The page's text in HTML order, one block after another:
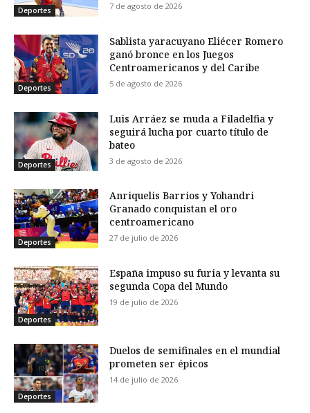
Deportes 7 de agosto de 2026
Deportes
Sablista yaracuyano Eliécer Romero
ganó bronce en los Juegos
Centroamericanos y del Caribe
5 de agosto de 2026
Deportes
Luis Arráez se muda a Filadelfia y
seguirá lucha por cuarto título de
bateo
3 de agosto de 2026
Deportes
Anriquelis Barrios y Yohandri
Granado conquistan el oro
centroamericano
27 de julio de 2026
Deportes
España impuso su furia y levanta su
segunda Copa del Mundo
19 de julio de 2026
Deportes
Duelos de semifinales en el mundial
prometen ser épicos
14 de julio de 2026